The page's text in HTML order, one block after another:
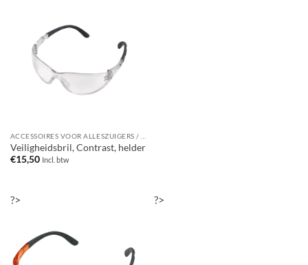
Veiligheidsbril, Contrast, helder
€15,50 Incl. btw
?> ?>